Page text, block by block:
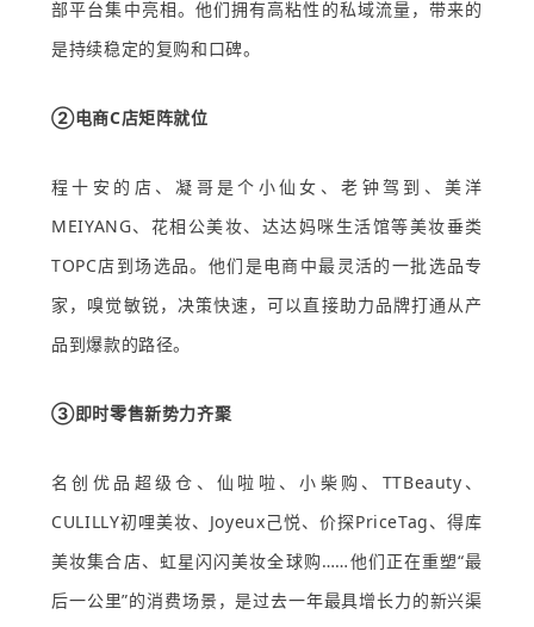
部平台集中亮相。他们拥有高粘性的私域流量，带来的
是持续稳定的复购和口碑。
②电商C店矩阵就位
程十安的店、凝哥是个小仙女、老钟驾到、美洋
MEIYANG、花相公美妆、达达妈咪生活馆等美妆垂类
TOPC店到场选品。他们是电商中最灵活的一批选品专
家，嗅觉敏锐，决策快速，可以直接助力品牌打通从产
品到爆款的路径。
③即时零售新势力齐聚
名创优品超级仓、仙啦啦、小柴购、TTBeauty、
CULILLY初哩美妆、Joyeux己悦、价探PriceTag、得库
美妆集合店、虹星闪闪美妆全球购……他们正在重塑“最
后一公里”的消费场景，是过去一年最具增长力的新兴渠